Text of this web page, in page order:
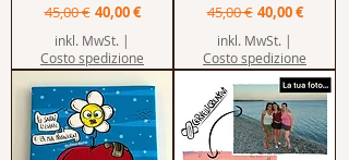
Standardpreis
45,00 € Sale-Preis
40,00 €
inkl. MwSt. |
Costo spedizione
Standardpreis
45,00 € Sale-Preis
40,00 €
inkl. MwSt. |
Costo spedizione